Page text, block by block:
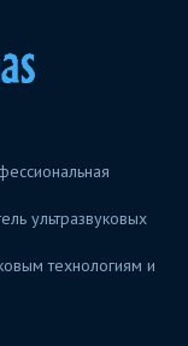
ультразвуковых
технологиям и